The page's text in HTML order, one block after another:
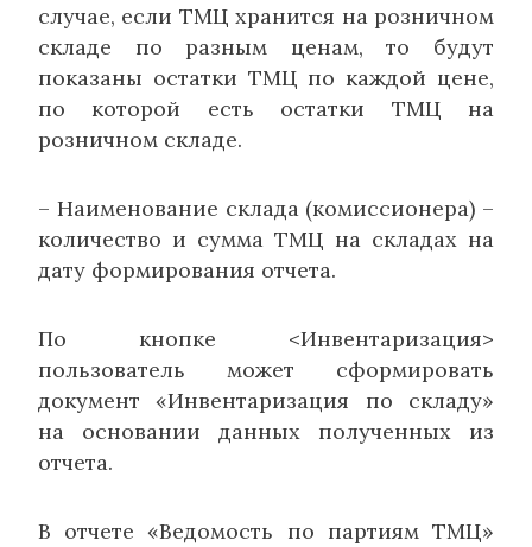
случае, если ТМЦ хранится на розничном
складе по разным ценам, то будут
показаны остатки ТМЦ по каждой цене,
по которой есть остатки ТМЦ на
розничном складе.
– Наименование склада (комиссионера) –
количество и сумма ТМЦ на складах на
дату формирования отчета.
По кнопке <Инвентаризация>
пользователь может сформировать
документ «Инвентаризация по складу»
на основании данных полученных из
отчета.
В отчете «Ведомость по партиям ТМЦ»